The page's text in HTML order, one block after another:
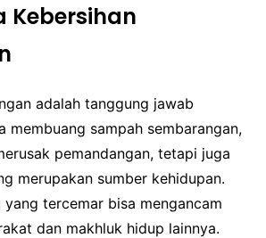
Kebersihan
adalah tanggung jawab
membuang sampah sembarangan,
pemandangan, tetapi juga
merupakan sumber kehidupan.
yang tercemar bisa mengancam
dan makhluk hidup lainnya.